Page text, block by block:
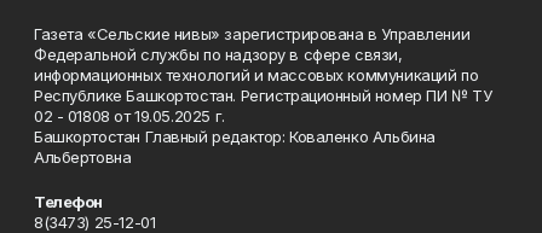
Газета «Сельские нивы» зарегистрирована в Управлении
Федеральной службы по надзору в сфере связи,
информационных технологий и массовых коммуникаций по
Республике Башкортостан. Регистрационный номер ПИ № ТУ
02 - 01808 от 19.05.2025 г.
Башкортостан Главный редактор: Коваленко Альбина
Альбертовна
Телефон
8(3473) 25-12-01